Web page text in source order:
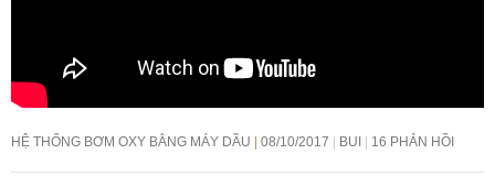
HỆ THỐNG BƠM OXY BẰNG MÁY DẦU 08/10/2017 BUI 16 PHẢN HỒI